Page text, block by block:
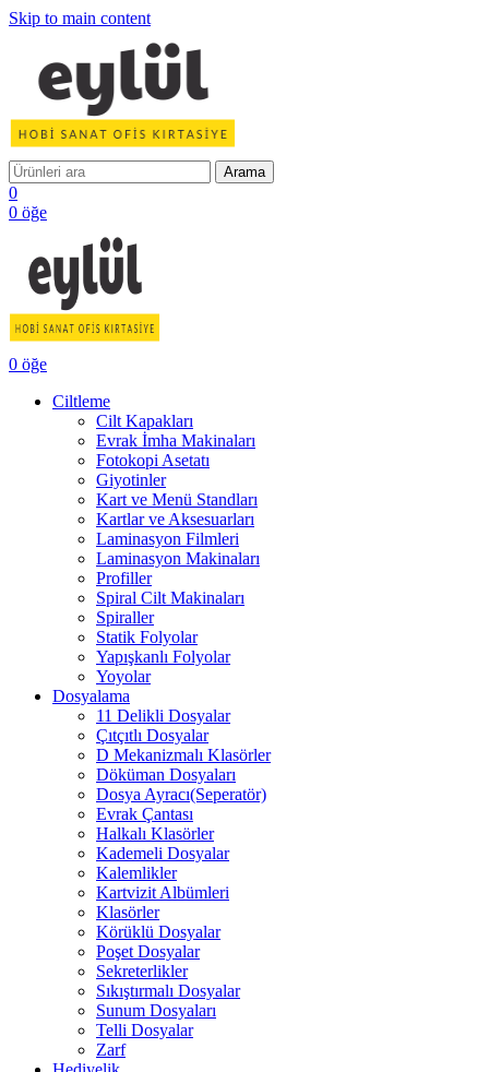
Skip to main content
Arama
0
0 öğe
0 öğe
Ciltleme
Cilt Kapakları
Evrak İmha Makinaları
Fotokopi Asetatı
Giyotinler
Kart ve Menü Standları
Kartlar ve Aksesuarları
Laminasyon Filmleri
Laminasyon Makinaları
Profiller
Spiral Cilt Makinaları
Spiraller
Statik Folyolar
Yapışkanlı Folyolar
Yoyolar
Dosyalama
11 Delikli Dosyalar
Çıtçıtlı Dosyalar
D Mekanizmalı Klasörler
Döküman Dosyaları
Dosya Ayracı(Seperatör)
Evrak Çantası
Halkalı Klasörler
Kademeli Dosyalar
Kalemlikler
Kartvizit Albümleri
Klasörler
Körüklü Dosyalar
Poşet Dosyalar
Sekreterlikler
Sıkıştırmalı Dosyalar
Sunum Dosyaları
Telli Dosyalar
Zarf